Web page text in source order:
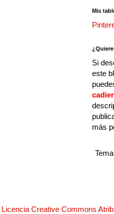
Mis
Si
este
más
Licencia Creative Commons